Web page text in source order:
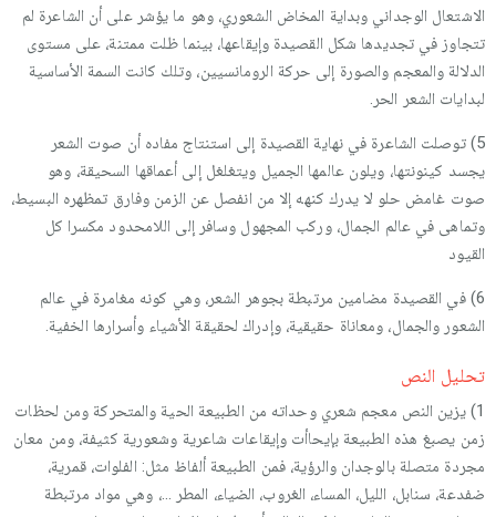
الاشتعال الوجداني وبداية المخاض الشعوري، وهو ما يؤشر على أن الشاعرة لم
تتجاوز في تجديدها شكل القصيدة وإيقاعها، بينما ظلت ممتنة، على مستوى
الدلالة والمعجم والصورة إلى حركة الرومانسيين، وتلك كانت السمة الأساسية
لبدايات الشعر الحر.
5) توصلت الشاعرة في نهاية القصيدة إلى استنتاج مفاده أن صوت الشعر
يجسد كينونتها، ويلون عالمها الجميل ويتغلغل إلى أعماقها السحيقة، وهو
صوت غامض حلو لا يدرك كنهه إلا من انفصل عن الزمن وفارق تمظهره البسيط،
وتماهى في عالم الجمال، وركب المجهول وسافر إلى اللامحدود مكسرا كل
القيود
6) في القصيدة مضامين مرتبطة بجوهر الشعر، وهي كونه مغامرة في عالم
الشعور والجمال، ومعاناة حقيقية، وإدراك لحقيقة الأشياء وأسرارها الخفية.
تحليل النص
1) يزين النص معجم شعري وحداته من الطبيعة الحية والمتحركة ومن لحظات
زمن يصبغ هذه الطبيعة بإيحاأت وإيقاعات شاعرية وشعورية كثيفة، ومن معان
مجردة متصلة بالوجدان والرؤية، فمن الطبيعة ألفاظ مثل: الفلوات، قمرية،
ضفدعة، سنابل، الليل، المساء، الغروب، الضياء، المطر …، وهي مواد مرتبطة